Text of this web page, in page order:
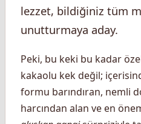
lezzet, bildiğiniz tüm
unutturmaya aday.
Peki, bu keki bu kadar
kakaolu kek değil;
formu barındıran, nemli
harcından alan ve en